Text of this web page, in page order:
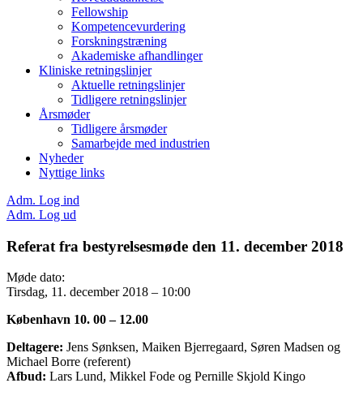
Fellowship
Kompetencevurdering
Forskningstræning
Akademiske afhandlinger
Kliniske retningslinjer
Aktuelle retningslinjer
Tidligere retningslinjer
Årsmøder
Tidligere årsmøder
Samarbejde med industrien
Nyheder
Nyttige links
Adm. Log ind
Adm. Log ud
Referat fra bestyrelsesmøde den 11. december 2018
Møde dato:
Tirsdag, 11. december 2018 – 10:00
København 10. 00 – 12.00
Deltagere: Jens Sønksen, Maiken Bjerregaard, Søren Madsen og
Michael Borre (referent)
Afbud: Lars Lund, Mikkel Fode og Pernille Skjold Kingo